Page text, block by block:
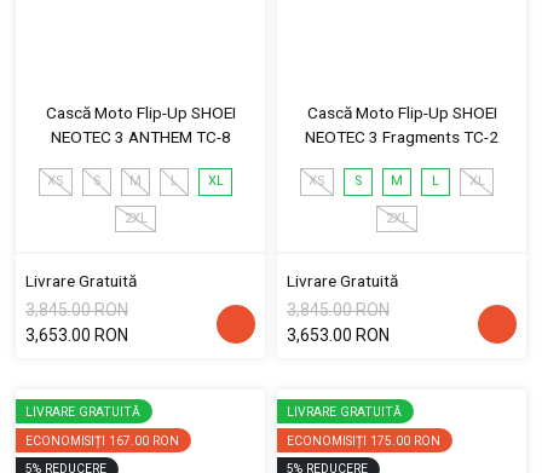
Cască Moto Flip-Up SHOEI
NEOTEC 3 ANTHEM TC-8
XS S M L XL
2XL
Livrare Gratuită
3,845.00 RON
3,653.00 RON
Cască Moto Flip-Up SHOEI
NEOTEC 3 Fragments TC-2
XS S M L XL
2XL
Livrare Gratuită
3,845.00 RON
3,653.00 RON
LIVRARE GRATUITĂ
ECONOMISIȚI 167.00 RON
5% REDUCERE
LIVRARE GRATUITĂ
ECONOMISIȚI 175.00 RON
5% REDUCERE